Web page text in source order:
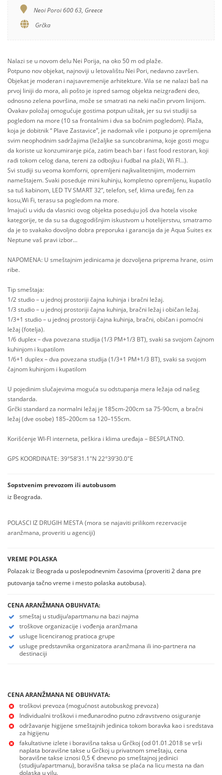
Neoi Poroi 600 63, Greece
Grčka
Nalazi se u novom delu Nei Porija, na oko 50 m od plaže.
Potpuno nov objekat, najnoviji u letovalištu Nei Pori, nedavno završen.
Objekat je moderan i najsavremenije arhitekture. Vila se ne nalazi baš na
prvoj liniji do mora, ali pošto je ispred samog objekta neizgrađeni deo,
odnosno zelena površina, može se smatrati na neki način prvom linijom.
Ovakav položaj omogućuje gostima potpun užitak, jer su svi studiji sa
pogledom na more (10 sa frontalnim i dva sa bočnim pogledom). Plaža,
koja je dobitnik “ Plave Zastavice”, je nadomak vile i potpuno je opremljena
svim neophodnim sadržajima (ležaljke sa suncobranima, koje gosti mogu
da koriste uz konzumiranje pića, zatim beach bar i fast food restoran, koji
radi tokom celog dana, tereni za odbojku i fudbal na plaži, Wi FI…).
Svi studiji su veoma komforni, opremljeni najkvalitetnijim, modernim
nameštajem. Svaki poseduje mini kuhinju, kompletno opremljenu, kupatilo
sa tuš kabinom, LED TV SMART 32”, telefon, sef, klima uređaj, fen za
kosu,Wi Fi, terasu sa pogledom na more.
Imajući u vidu da vlasnici ovog objekta poseduju još dva hotela visoke
kategorije, te da su sa dugogodišnjim iskustvom u hotelijerstvu, smatramo
da je to svakako dovoljno dobra preporuka i garancija da je Aqua Suites ex
Neptune vaš pravi izbor…
NAPOMENA: U smeštajnim jedinicama je dozvoljena priprema hrane, osim
ribe.
Tip smeštaja:
1/2 studio – u jednoj prostoriji čajna kuhinja i bračni ležaj.
1/3 studio – u jednoj prostoriji čajna kuhinja, bračni ležaj i običan ležaj.
1/3+1 studio – u jednoj prostoriji čajna kuhinja, bračni, običan i pomoćni
ležaj (fotelja).
1/6 duplex – dva povezana studija (1/3 PM+1/3 BT), svaki sa svojom čajnom
kuhinjom i kupatilom
1/6+1 duplex – dva povezana studija (1/3+1 PM+1/3 BT), svaki sa svojom
čajnom kuhinjom i kupatilom
U pojedinim slučajevima moguća su odstupanja mera ležaja od našeg
standarda.
Grčki standard za normalni ležaj je 185cm-200cm sa 75-90cm, a bračni
ležaj (dve osobe) 185–200cm sa 120–155cm.
Korišćenje WI-FI interneta, peškira i klima uređaja – BESPLATNO.
GPS KOORDINATE: 39°58’31.1″N 22°39’30.0″E
Sopstvenim prevozom ili autobusom
iz Beograda.
POLASCI IZ DRUGIH MESTA (mora se najaviti prilikom rezervacije
aranžmana, proveriti u agenciji)
VREME POLASKA
Polazak iz Beograda u poslepodnevnim časovima (proveriti 2 dana pre
putovanja tačno vreme i mesto polaska autobusa).
CENA ARANŽMANA OBUHVATA:
smeštaj u studiju/apartmanu na bazi najma
troškove organizacije i vođenja aranžmana
usluge licenciranog pratioca grupe
usluge predstavnika organizatora aranžmana ili ino-partnera na
destinaciji
CENA ARANŽMANA NE OBUHVATA:
troškovi prevoza (mogućnost autobuskog prevoza)
Individualni troškovi i međunarodno putno zdravstveno osiguranje
održavanje higijene smeštajnih jedinica tokom boravka kao i sredstava
za higijenu
fakultativne izlete i boravišna taksa u Grčkoj (od 01.01.2018 se vrši
naplata boravišne takse u Grčkoj u privatnom smeštaju, cena
boravišne takse iznosi 0,5 € dnevno po smeštajnoj jedinici
(studiju/apartmanu), boravišna taksa se plaća na licu mesta na dan
dolaska u vilu.